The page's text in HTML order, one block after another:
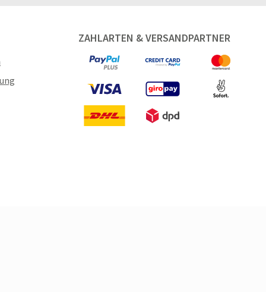
ZAHLARTEN & VERSANDPARTNER